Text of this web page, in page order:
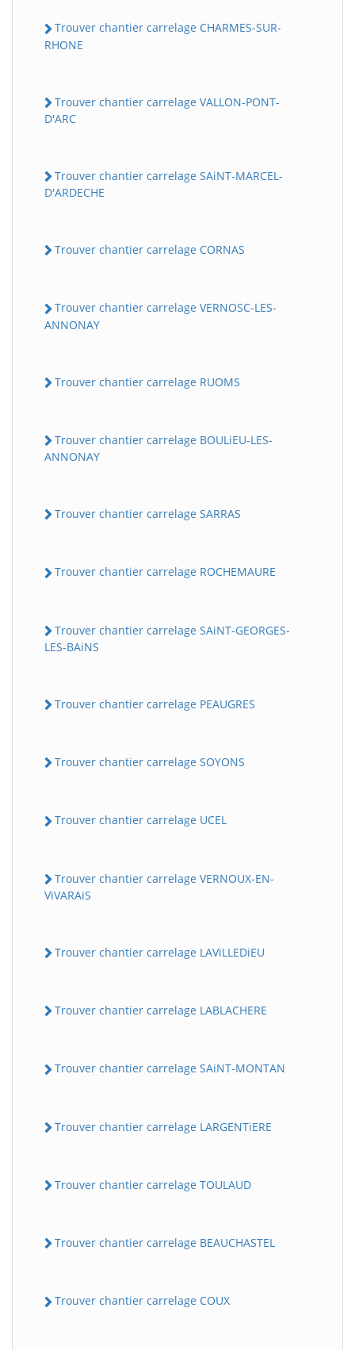
Trouver chantier carrelage CHARMES-SUR-
RHONE
Trouver chantier carrelage VALLON-PONT-
D'ARC
Trouver chantier carrelage SAiNT-MARCEL-
D'ARDECHE
Trouver chantier carrelage CORNAS
Trouver chantier carrelage VERNOSC-LES-
ANNONAY
Trouver chantier carrelage RUOMS
Trouver chantier carrelage BOULiEU-LES-
ANNONAY
Trouver chantier carrelage SARRAS
Trouver chantier carrelage ROCHEMAURE
Trouver chantier carrelage SAiNT-GEORGES-
LES-BAiNS
Trouver chantier carrelage PEAUGRES
Trouver chantier carrelage SOYONS
Trouver chantier carrelage UCEL
Trouver chantier carrelage VERNOUX-EN-
ViVARAiS
Trouver chantier carrelage LAViLLEDiEU
Trouver chantier carrelage LABLACHERE
Trouver chantier carrelage SAiNT-MONTAN
Trouver chantier carrelage LARGENTiERE
Trouver chantier carrelage TOULAUD
Trouver chantier carrelage BEAUCHASTEL
Trouver chantier carrelage COUX